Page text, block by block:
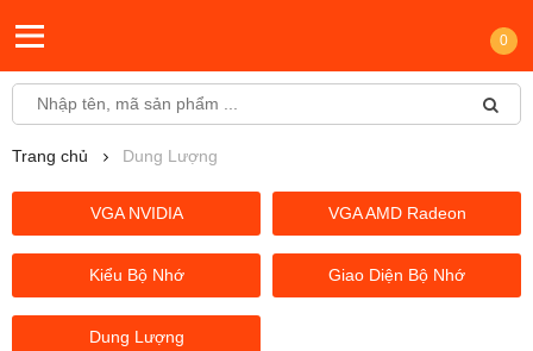
0
Trang chủ Dung Lượng
VGA NVIDIA VGA AMD Radeon
Kiểu Bộ Nhớ Giao Diện Bộ Nhớ
Dung Lượng